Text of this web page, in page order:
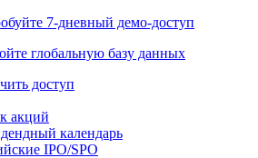
7-дневный демо-доступ
глобальную базу данных
доступ
акций
календарь
IPO/SPO